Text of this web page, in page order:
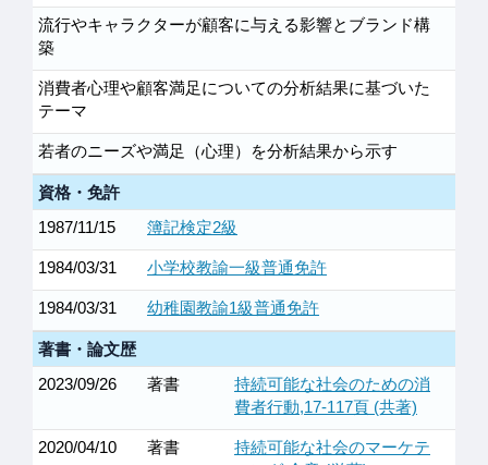
流行やキャラクターが顧客に与える影響とブランド構
築
消費者心理や顧客満足についての分析結果に基づいた
テーマ
若者のニーズや満足（心理）を分析結果から示す
資格・免許
1987/11/15
簿記検定2級
1984/03/31 小学校教諭一級普通免許
1984/03/31 幼稚園教諭1級普通免許
著書・論文歴
2023/09/26
著書
持続可能な社会のための消
費者行動,17-117頁 (共著)
2020/04/10 著書
持続可能な社会のマーケテ